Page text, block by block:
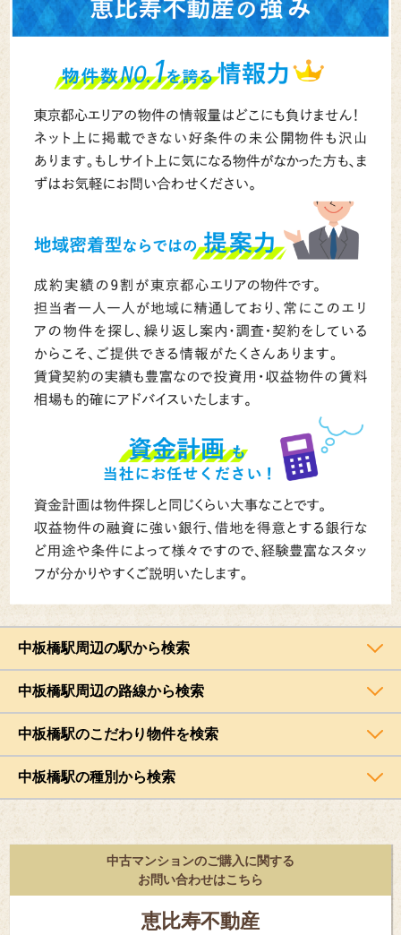
中板橋駅周辺の駅から検索
中板橋駅周辺の路線から検索
中板橋駅のこだわり物件を検索
中板橋駅の種別から検索
中古マンションのご購入に関する
お問い合わせはこちら
恵比寿不動産